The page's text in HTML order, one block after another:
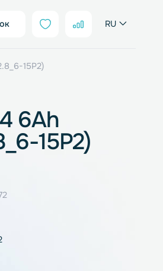
Заказать звонок
(LFP4-12.8_6-15P2)
6Ah
12.8_6-